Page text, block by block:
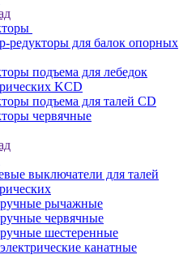
редукторы для балок опорных
подъема для лебедок
KCD
подъема для талей CD
червячные
выключатели для талей
рычажные
червячные
шестеренные
канатные